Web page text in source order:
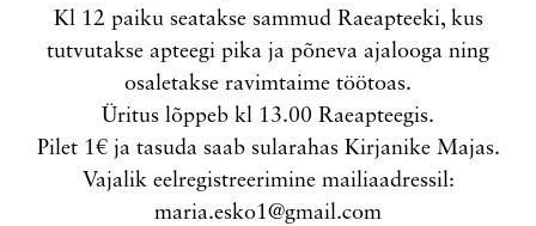
Kl 12 paiku seatakse sammud Raeapteeki, kus
tutvutakse apteegi pika ja põneva ajalooga ning
osaletakse ravimtaime töötoas.
Üritus lõppeb kl 13.00 Raeapteegis.
Pilet 1€ ja tasuda saab sularahas Kirjanike Majas.
Vajalik eelregistreerimine mailiaadressil:
maria.esko1@gmail.com